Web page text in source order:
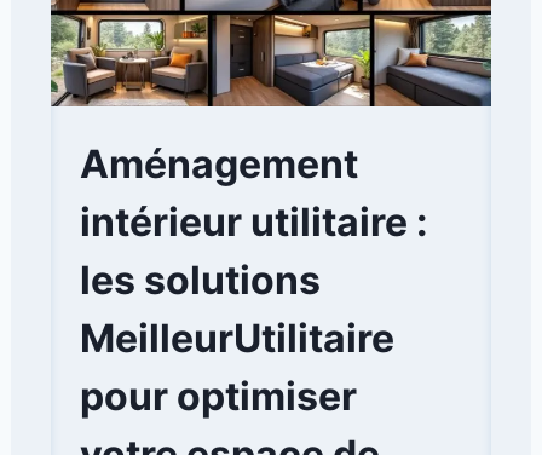
Aménagement
intérieur utilitaire :
les solutions
MeilleurUtilitaire
pour optimiser